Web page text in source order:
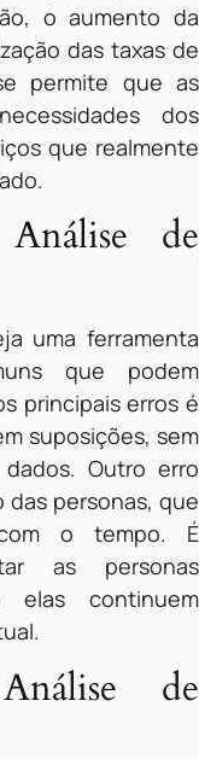
o aumento da
das taxas de
permite que as
dos
que realmente
de
uma ferramenta
que podem
principais erros é
suposições, sem
Outro erro
personas, que
o tempo. É
as personas
elas continuem
de